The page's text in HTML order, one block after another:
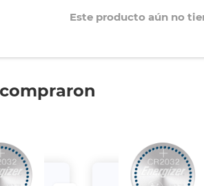
Este producto aún no